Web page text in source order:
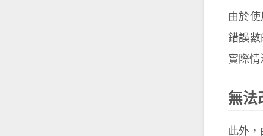
由於
錯誤數
實際情
無法
此外，